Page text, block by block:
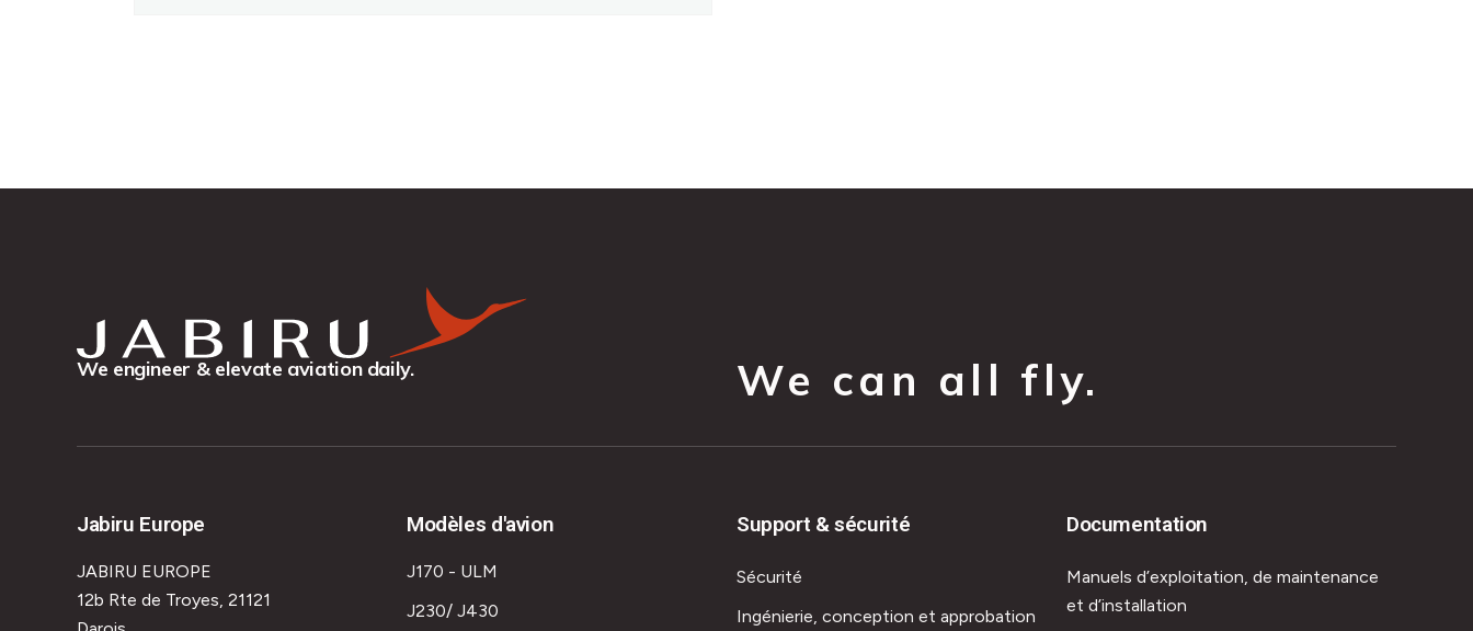
We engineer & elevate aviation daily. We can all fly.
Jabiru Europe
JABIRU EUROPE
12b Rte de Troyes, 21121
Modèles d'avion
J170 - ULM
J230/ J430
Support & sécurité
Sécurité
Ingénierie, conception et approbation
Documentation
Manuels d’exploitation, de maintenance
et d’installation